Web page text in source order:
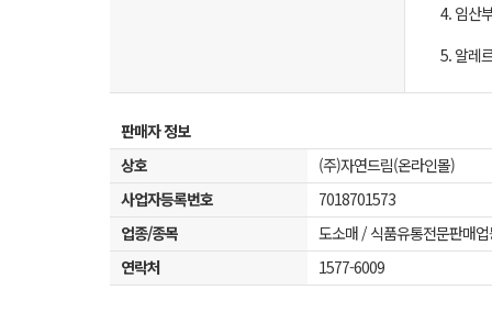
4. 임산
5. 알레
판매자 정보
상호
(주)자연드림(온라인몰)
사업자등록번호
7018701573
업종/종목
도소매 / 식품유통전문판매
연락처
1577-6009